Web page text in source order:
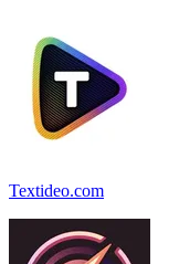
Textideo.com